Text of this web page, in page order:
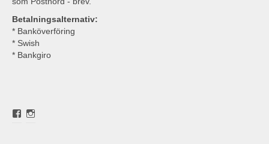
Betalningsalternativ:
* Banköverföring
* Swish
* Bankgiro
Visa